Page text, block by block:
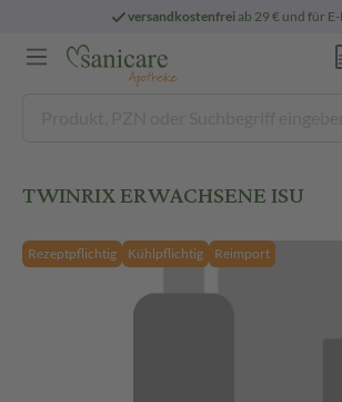
versandkostenfreiab 29 € und für
TWINRIX ERWACHSENE ISU
Rezeptpflichtig Kühlpflichtig Reimport